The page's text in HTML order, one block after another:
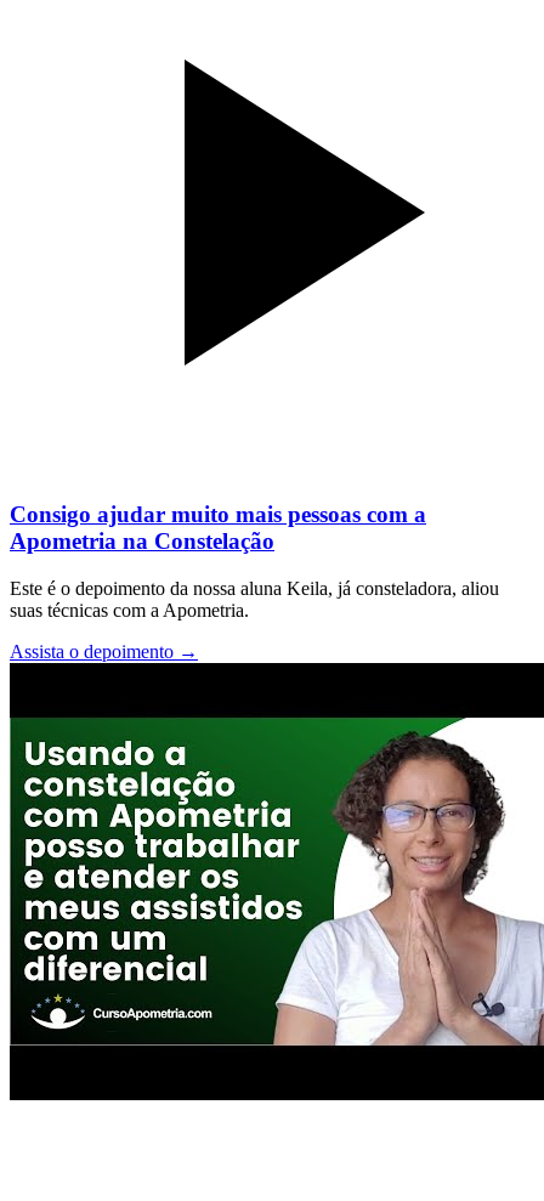
Consigo ajudar muito mais pessoas com a
Apometria na Constelação
Este é o depoimento da nossa aluna Keila, já consteladora, aliou
suas técnicas com a Apometria.
Assista o depoimento →